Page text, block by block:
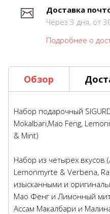
Доставка
Через 3 дня, от
Подробнее о
Обзор
Набор подарочный
Mokalbari,Mao Feng,
& Mint)
Набор из четырех вкусов
Lemonmyrte & Verbena,
изысканными и
Мао Фенг и Лимонный
Ассам Макалбари и